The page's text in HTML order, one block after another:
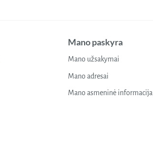
Mano paskyra
Mano užsakymai
Mano adresai
Mano asmeninė informacija